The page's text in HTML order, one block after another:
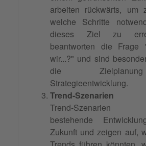
arbeiten rückwärts, um
welche Schritte
dieses Ziel zu
beantworten die Frage
wir...?" und sind
die
Strategieentwicklung.
Trend-Szenarien
Trend-Szenarien
bestehende
Zukunft und zeigen auf,